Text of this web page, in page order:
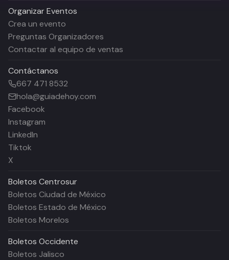
Organizar Eventos
Crea un evento
Preguntas Organizadores
Contactar al equipo de ventas
Contáctanos
667 471 8532
hola@guiadehoy.com
Facebook
Instagram
LinkedIn
Tiktok
X
Boletos Centrosur
Boletos Ciudad de México
Boletos Estado de México
Boletos Morelos
Boletos Occidente
Boletos Jalisco